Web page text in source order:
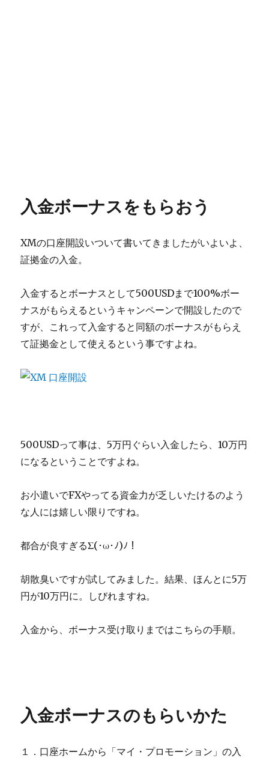
入金ボーナスをもらおう
XMの口座開設いついて書いてきましたがいよいよ、
証拠金の入金。
入金するとボーナスとして500USDまで100%ボー
ナスがもらえるというキャンペーンで開設したので
すが、これって入金すると同額のボーナスがもらえ
て証拠金として使えるという事ですよね。
500USDって事は、5万円ぐらい入金したら、10万円
になるということですよね。
お小遣いでFXやってる資金力が乏しいたけるのよう
な人には嬉しい限りですね。
都合が良すぎるΣ(･ω･ﾉ)ﾉ！
胡散臭いですが試してみました。結果、ほんとに5万
円が10万円に。しびれますね。
入金から、ボーナス受け取りまではこちらの手順。
入金ボーナスのもらいかた
１．口座ホームから「マイ・プロモーション」の入